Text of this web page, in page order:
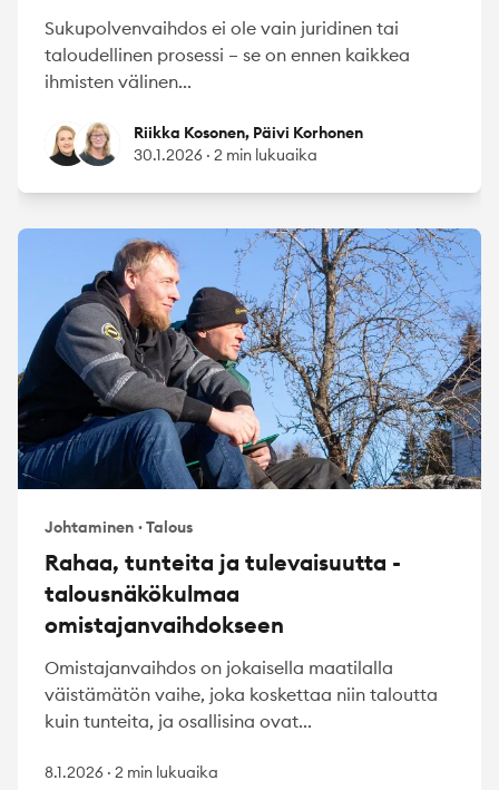
Sukupolvenvaihdos ei ole vain juridinen tai
taloudellinen prosessi – se on ennen kaikkea
ihmisten välinen...
Riikka Kosonen
Päivi KorhonenRiikka Kosonen, Päivi Korhonen
30.1.2026 · 2 min lukuaika
Johtaminen ·Talous
Rahaa, tunteita ja tulevaisuutta -
talousnäkökulmaa
omistajanvaihdokseen
Omistajanvaihdos on jokaisella maatilalla
väistämätön vaihe, joka koskettaa niin taloutta
kuin tunteita, ja osallisina ovat...
8.1.2026 · 2 min lukuaika